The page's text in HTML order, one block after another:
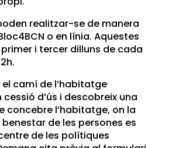
realitzar-se de manera
o en línia. Aquestes
i tercer dilluns de cada
el camí de l’habitatge
d’ús i descobreix una
concebre l’habitatge, on la
de les persones es
de les polítiques